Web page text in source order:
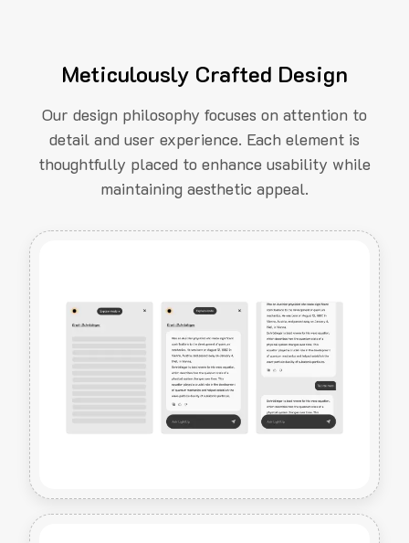
Meticulously Crafted Design
Our design philosophy focuses on attention to
detail and user experience. Each element is
thoughtfully placed to enhance usability while
maintaining aesthetic appeal.